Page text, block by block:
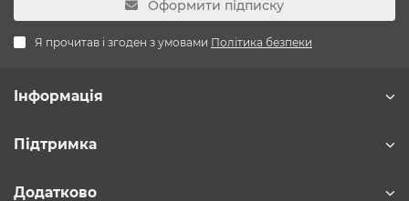
Оформити підписку
Я прочитав і згоден з умовами Політика безпеки
Інформація
Підтримка
Додатково